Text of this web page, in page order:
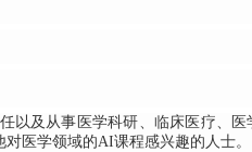
及从事医学科研、临床医疗、医
医学领域的AI课程感兴趣的人士。